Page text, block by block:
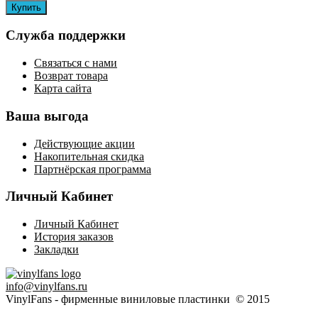
Служба поддержки
Связаться с нами
Возврат товара
Карта сайта
Ваша выгода
Действующие акции
Накопительная скидка
Партнёрская программа
Личный Кабинет
Личный Кабинет
История заказов
Закладки
info@vinylfans.ru
VinylFans - фирменные виниловые пластинки © 2015